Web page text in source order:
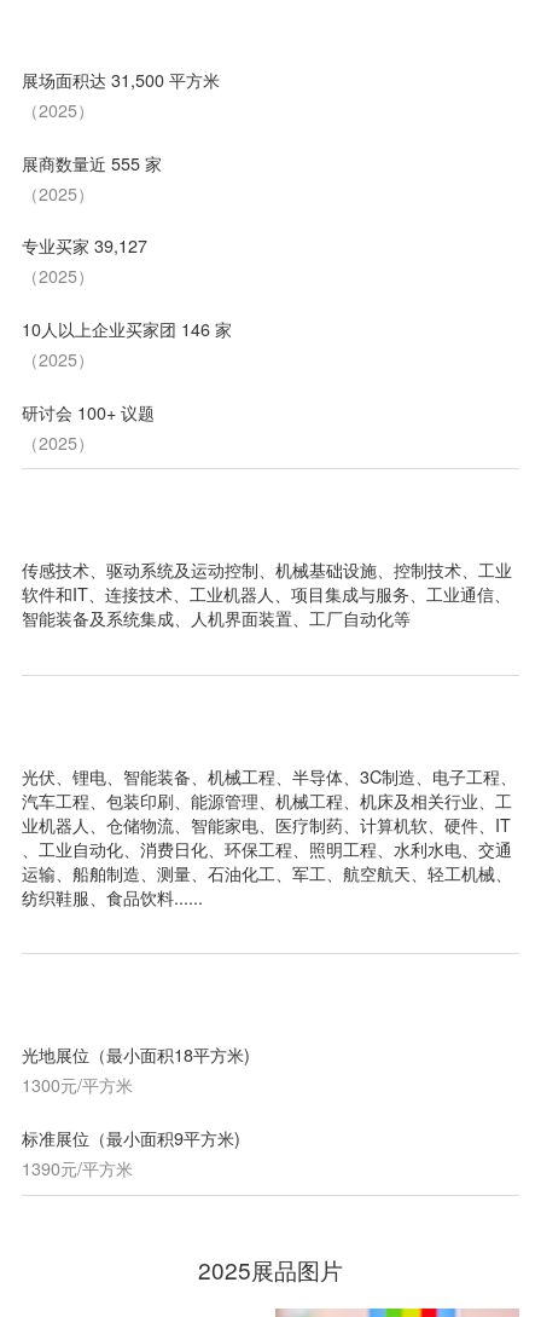
展场面积达 31,500 平方米
（2025）
展商数量近 555 家
（2025）
专业买家 39,127
（2025）
10人以上企业买家团 146 家
（2025）
研讨会 100+ 议题
（2025）
传感技术、驱动系统及运动控制、机械基础设施、控制技术、工业
软件和IT、连接技术、工业机器人、项目集成与服务、工业通信、
智能装备及系统集成、人机界面装置、工厂自动化等
光伏、锂电、智能装备、机械工程、半导体、3C制造、电子工程、
汽车工程、包装印刷、能源管理、机械工程、机床及相关行业、工
业机器人、仓储物流、智能家电、医疗制药、计算机软、硬件、IT
、工业自动化、消费日化、环保工程、照明工程、水利水电、交通
运输、船舶制造、测量、石油化工、军工、航空航天、轻工机械、
纺织鞋服、食品饮料......
光地展位（最小面积18平方米)
1300元/平方米
标准展位（最小面积9平方米)
1390元/平方米
2025展品图片